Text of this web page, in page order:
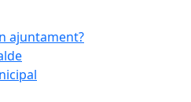
ajuntament?